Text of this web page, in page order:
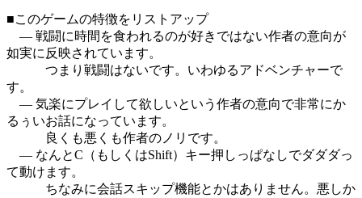
■このゲームの特徴をリストアップ
― 戦闘に時間を食われるのが好きではない作者の意向が
如実に反映されています。
つまり戦闘はないです。いわゆるアドベンチャーで
す。
― 気楽にプレイして欲しいという作者の意向で非常にか
るぅいお話になっています。
良くも悪くも作者のノリです。
― なんとC（もしくはShift）キー押しっぱなしでダダダっ
て動けます。
ちなみに会話スキップ機能とかはありません。悪しか